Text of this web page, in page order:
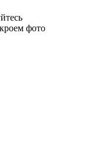
фото